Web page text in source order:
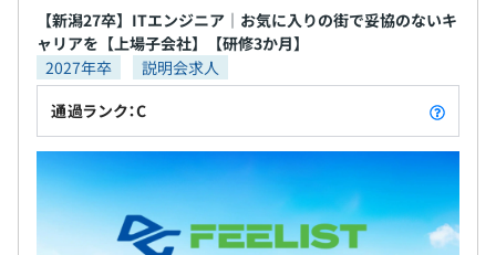
【新潟27卒】ITエンジニア｜お気に入りの街で妥協のないキ
ャリアを【上場子会社】【研修3か月】
2027年卒
説明会求人
通過ランク：C